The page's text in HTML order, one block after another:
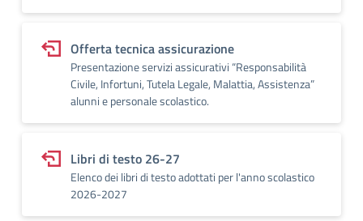
Offerta tecnica assicurazione
Presentazione servizi assicurativi “Responsabilità
Civile, Infortuni, Tutela Legale, Malattia, Assistenza”
alunni e personale scolastico.
Libri di testo 26-27
Elenco dei libri di testo adottati per l'anno scolastico
2026-2027